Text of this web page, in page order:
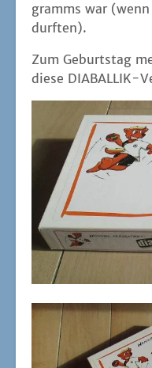
gramms war
durften).
Zum Geburts­tag
die­se DIABALLIK-